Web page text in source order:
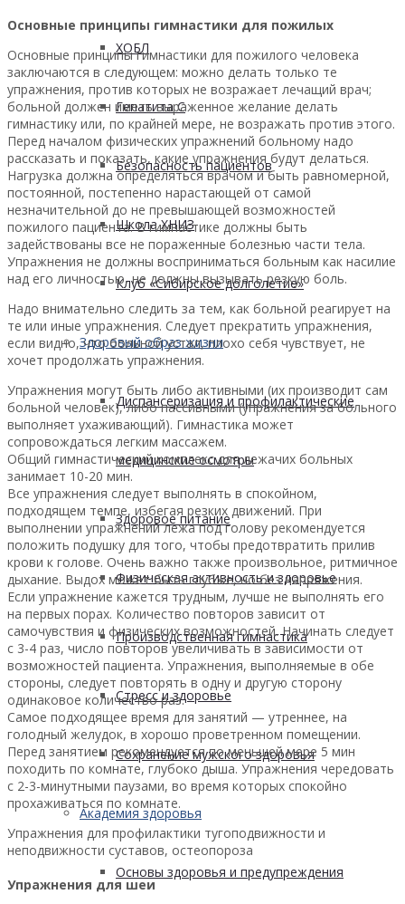
ХОБЛ
Гепатита С
Безопасность пациентов
Школа ХНИЗ
Клуб «Сибирское долголетие»
Здоровый образ жизни
Диспансеризация и профилактические
медицинские осмотры
Здоровое питание
Физическая активность и здоровье
Производственная гимнастика
Стресс и здоровье
Сохранение мужского здоровья
Академия здоровья
Основы здоровья и предупреждения
Основные принципы гимнастики для пожилых
Основные принципы гимнастики для пожилого человека
заключаются в следующем: можно делать только те
упражнения, против которых не возражает лечащий врач;
больной должен иметь выраженное желание делать
гимнастику или, по крайней мере, не возражать против этого.
Перед началом физических упражнений больному надо
рассказать и показать, какие упражнения будут делаться.
Нагрузка должна определяться врачом и быть равномерной,
постоянной, постепенно нарастающей от самой
незначительной до не превышающей возможностей
пожилого пациента. В гимнастике должны быть
задействованы все не пораженные болезнью части тела.
Упражнения не должны восприниматься больным как насилие
над его личностью, не должны вызывать резкую боль.
Надо внимательно следить за тем, как больной реагирует на
те или иные упражнения. Следует прекратить упражнения,
если видно, что больной устал, плохо себя чувствует, не
хочет продолжать упражнения.
Упражнения могут быть либо активными (их производит сам
больной человек), либо пассивными (упражнения за больного
выполняет ухаживающий). Гимнастика может
сопровождаться легким массажем.
Общий гимнастический комплекс для лежачих больных
занимает 10-20 мин.
Все упражнения следует выполнять в спокойном,
подходящем темпе, избегая резких движений. При
выполнении упражнений лежа под голову рекомендуется
положить подушку для того, чтобы предотвратить прилив
крови к голове. Очень важно также произвольное, ритмичное
дыхание. Выдох может быть глубже, но без напряжения.
Если упражнение кажется трудным, лучше не выполнять его
на первых порах. Количество повторов зависит от
самочувствия и физических возможностей. Начинать следует
с 3-4 раз, число повторов увеличивать в зависимости от
возможностей пациента. Упражнения, выполняемые в обе
стороны, следует повторять в одну и другую сторону
одинаковое количество раз.
Самое подходящее время для занятий — утреннее, на
голодный желудок, в хорошо проветренном помещении.
Перед занятием рекомендуется по меньшей мере 5 мин
походить по комнате, глубоко дыша. Упражнения чередовать
с 2-3-минутными паузами, во время которых спокойно
прохаживаться по комнате.
Упражнения для профилактики тугоподвижности и
неподвижности суставов, остеопороза
Упражнения для шеи